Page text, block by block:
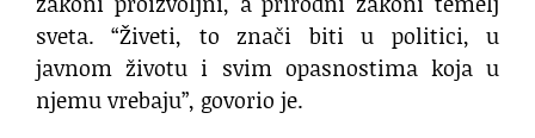
sveta. “Živeti, to znači biti u politici, u
javnom životu i svim opasnostima koja u
njemu vrebaju”, govorio je.